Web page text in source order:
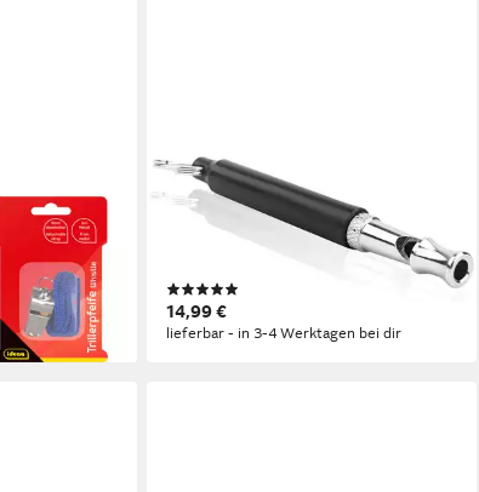
Bundle
bei dir
INTIRILIFE
Hundepfeife, (1-St), Hundepfeife in
SCHWARZ - Hunde Trainingspfeife
14,99 €
lieferbar - in 3-4 Werktagen bei dir